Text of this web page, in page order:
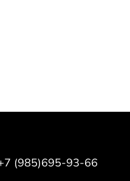
(985)695-93-66